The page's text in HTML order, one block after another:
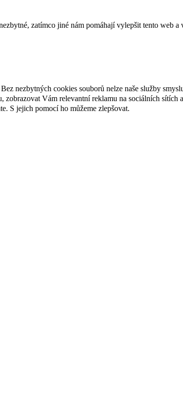
zatímco jiné nám pomáhají vylepšit tento web
nezbytných cookies souborů nelze naše služby
Vám relevantní reklamu na sociálních sítích
S jejich pomocí ho můžeme zlepšovat.